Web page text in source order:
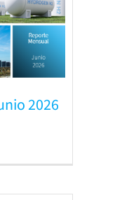
2026